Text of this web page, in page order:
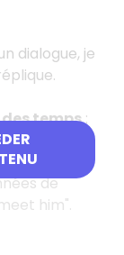
dialogue, je
temps:
toujours
de
him".